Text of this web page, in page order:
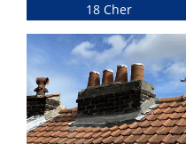
18 Cher